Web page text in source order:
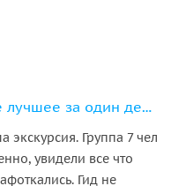
В Абхазию в мини-группе: все лучшее за один день
Группа 7 чел
увидели все что
Гид не